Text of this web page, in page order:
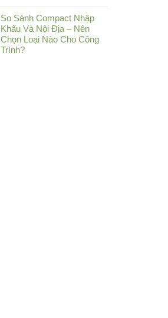
So Sánh Compact Nhập
Khẩu Và Nội Địa – Nên
Chọn Loại Nào Cho Công
Trình?